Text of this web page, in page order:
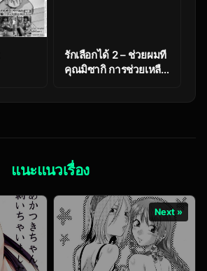
รักเลือกได้ 2 – ช่วยผมที
คุณมิซากิ การช่วยเหลือ
แนะแนวเรื่อง
Next »